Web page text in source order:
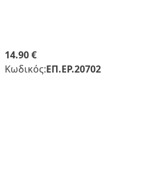
14.90 €
Κωδικός:ΕΠ.ΕΡ.20702